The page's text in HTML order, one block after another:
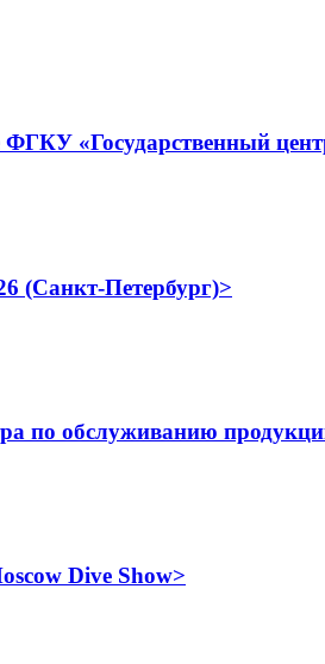
«Государственный
(Санкт-Петербург)>
по обслуживанию
Dive Show>